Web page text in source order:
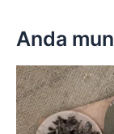
Anda